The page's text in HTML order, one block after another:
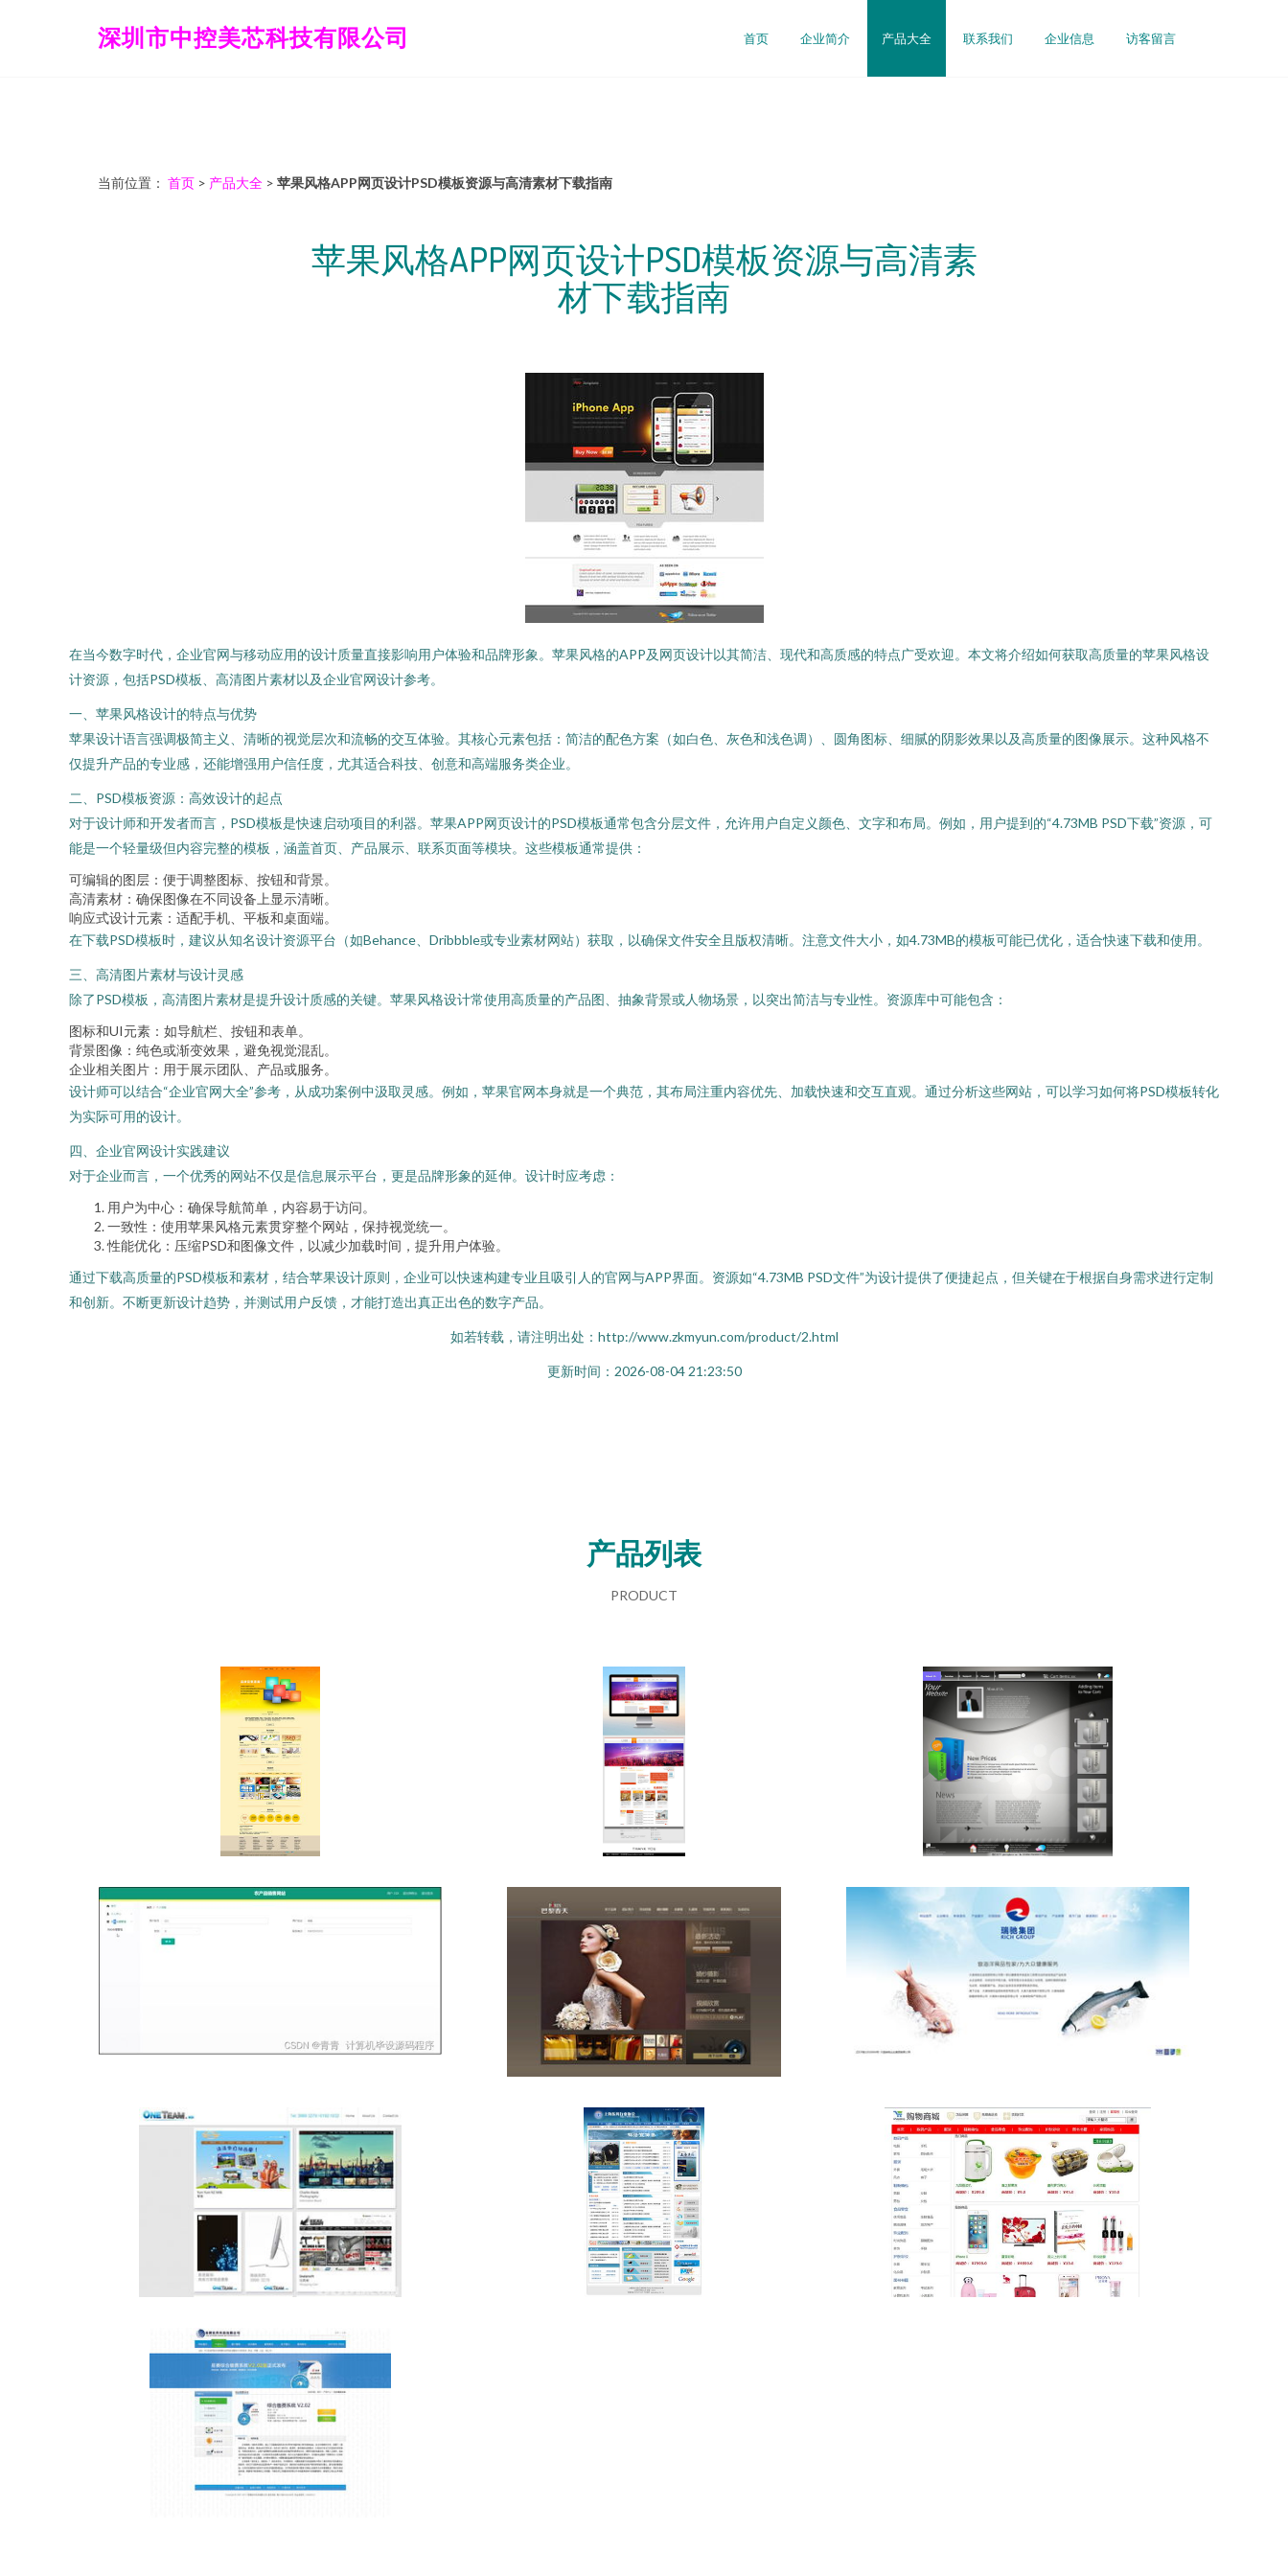
深圳市中控美芯科技有限公司 首页 企业简介 产品大全 联系我们 企业信息 访客留言
当前位置： 首页 > 产品大全 > 苹果风格APP网页设计PSD模板资源与高清素材下载指南
苹果风格APP网页设计PSD模板资源与高清素
材下载指南
在当今数字时代，企业官网与移动应用的设计质量直接影响用户体验和品牌形象。苹果风格的APP及网页设计以其简洁、现代和高质感的特点广受欢迎。本文将介绍如何获取高质量的苹果风格设
计资源，包括PSD模板、高清图片素材以及企业官网设计参考。
一、苹果风格设计的特点与优势
苹果设计语言强调极简主义、清晰的视觉层次和流畅的交互体验。其核心元素包括：简洁的配色方案（如白色、灰色和浅色调）、圆角图标、细腻的阴影效果以及高质量的图像展示。这种风格不
仅提升产品的专业感，还能增强用户信任度，尤其适合科技、创意和高端服务类企业。
二、PSD模板资源：高效设计的起点
对于设计师和开发者而言，PSD模板是快速启动项目的利器。苹果APP网页设计的PSD模板通常包含分层文件，允许用户自定义颜色、文字和布局。例如，用户提到的“4.73MB PSD下载”资源，可
能是一个轻量级但内容完整的模板，涵盖首页、产品展示、联系页面等模块。这些模板通常提供：
可编辑的图层：便于调整图标、按钮和背景。
高清素材：确保图像在不同设备上显示清晰。
响应式设计元素：适配手机、平板和桌面端。
在下载PSD模板时，建议从知名设计资源平台（如Behance、Dribbble或专业素材网站）获取，以确保文件安全且版权清晰。注意文件大小，如4.73MB的模板可能已优化，适合快速下载和使用。
三、高清图片素材与设计灵感
除了PSD模板，高清图片素材是提升设计质感的关键。苹果风格设计常使用高质量的产品图、抽象背景或人物场景，以突出简洁与专业性。资源库中可能包含：
图标和UI元素：如导航栏、按钮和表单。
背景图像：纯色或渐变效果，避免视觉混乱。
企业相关图片：用于展示团队、产品或服务。
设计师可以结合“企业官网大全”参考，从成功案例中汲取灵感。例如，苹果官网本身就是一个典范，其布局注重内容优先、加载快速和交互直观。通过分析这些网站，可以学习如何将PSD模板转化
为实际可用的设计。
四、企业官网设计实践建议
对于企业而言，一个优秀的网站不仅是信息展示平台，更是品牌形象的延伸。设计时应考虑：
用户为中心：确保导航简单，内容易于访问。
一致性：使用苹果风格元素贯穿整个网站，保持视觉统一。
性能优化：压缩PSD和图像文件，以减少加载时间，提升用户体验。
通过下载高质量的PSD模板和素材，结合苹果设计原则，企业可以快速构建专业且吸引人的官网与APP界面。资源如“4.73MB PSD文件”为设计提供了便捷起点，但关键在于根据自身需求进行定制
和创新。不断更新设计趋势，并测试用户反馈，才能打造出真正出色的数字产品。
如若转载，请注明出处：http://www.zkmyun.com/product/2.html
更新时间：2026-08-04 21:23:50
产品列表
PRODUCT